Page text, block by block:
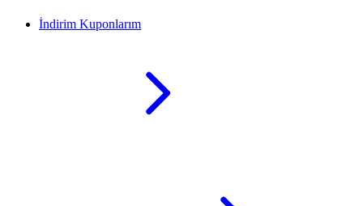
İndirim Kuponlarım